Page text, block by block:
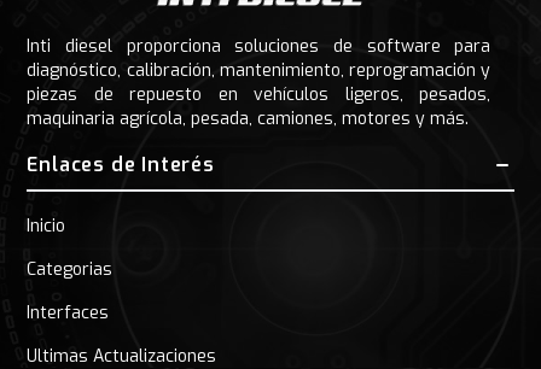
Inti diesel proporciona soluciones de software para
diagnóstico, calibración, mantenimiento, reprogramación y
piezas de repuesto en vehículos ligeros, pesados,
maquinaria agrícola, pesada, camiones, motores y más.
Enlaces de Interés
Inicio
Categorias
Interfaces
Ultimas Actualizaciones